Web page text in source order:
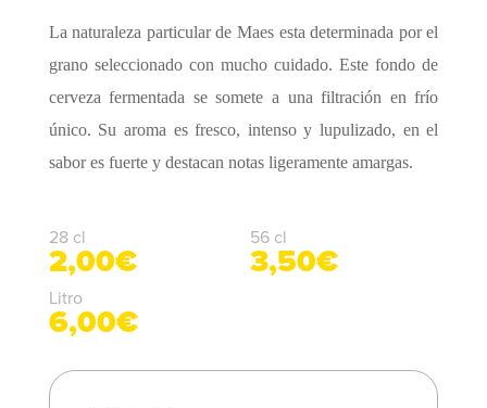
La naturaleza particular de Maes esta determinada por el
grano seleccionado con mucho cuidado. Este fondo de
cerveza fermentada se somete a una filtración en frío
único. Su aroma es fresco, intenso y lupulizado, en el
sabor es fuerte y destacan notas ligeramente amargas.
28 cl
2,00€
56 cl
3,50€
Litro
6,00€